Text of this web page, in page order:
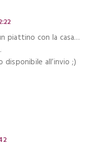
piattino con la casa…
disponibile all’invio ;)